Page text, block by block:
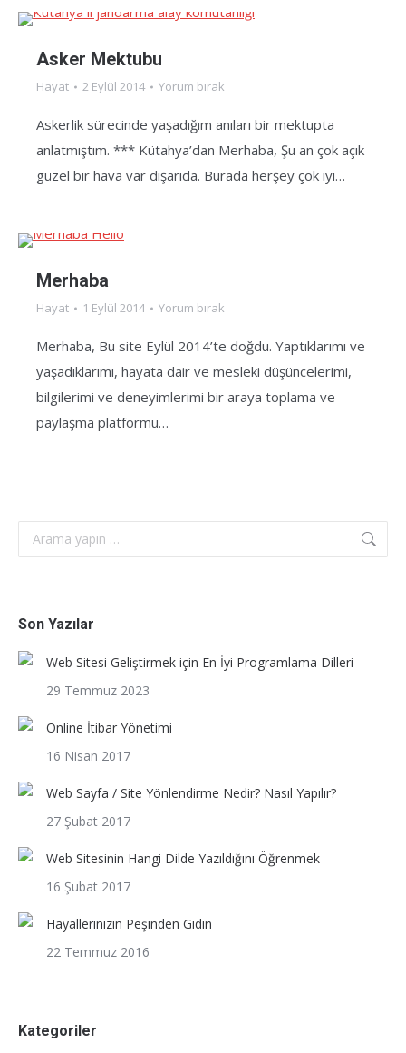
Asker Mektubu
Hayat 2 Eylül 2014 Yorum bırak
Askerlik sürecinde yaşadığım anıları bir mektupta
anlatmıştım. *** Kütahya’dan Merhaba, Şu an çok açık
güzel bir hava var dışarıda. Burada herşey çok iyi…
Merhaba
Hayat 1 Eylül 2014 Yorum bırak
Merhaba, Bu site Eylül 2014’te doğdu. Yaptıklarımı ve
yaşadıklarımı, hayata dair ve mesleki düşüncelerimi,
bilgilerimi ve deneyimlerimi bir araya toplama ve
paylaşma platformu…
Search:
Son Yazılar
Web Sitesi Geliştirmek için En İyi Programlama Dilleri
29 Temmuz 2023
Online İtibar Yönetimi
16 Nisan 2017
Web Sayfa / Site Yönlendirme Nedir? Nasıl Yapılır?
27 Şubat 2017
Web Sitesinin Hangi Dilde Yazıldığını Öğrenmek
16 Şubat 2017
Hayallerinizin Peşinden Gidin
22 Temmuz 2016
Kategoriler